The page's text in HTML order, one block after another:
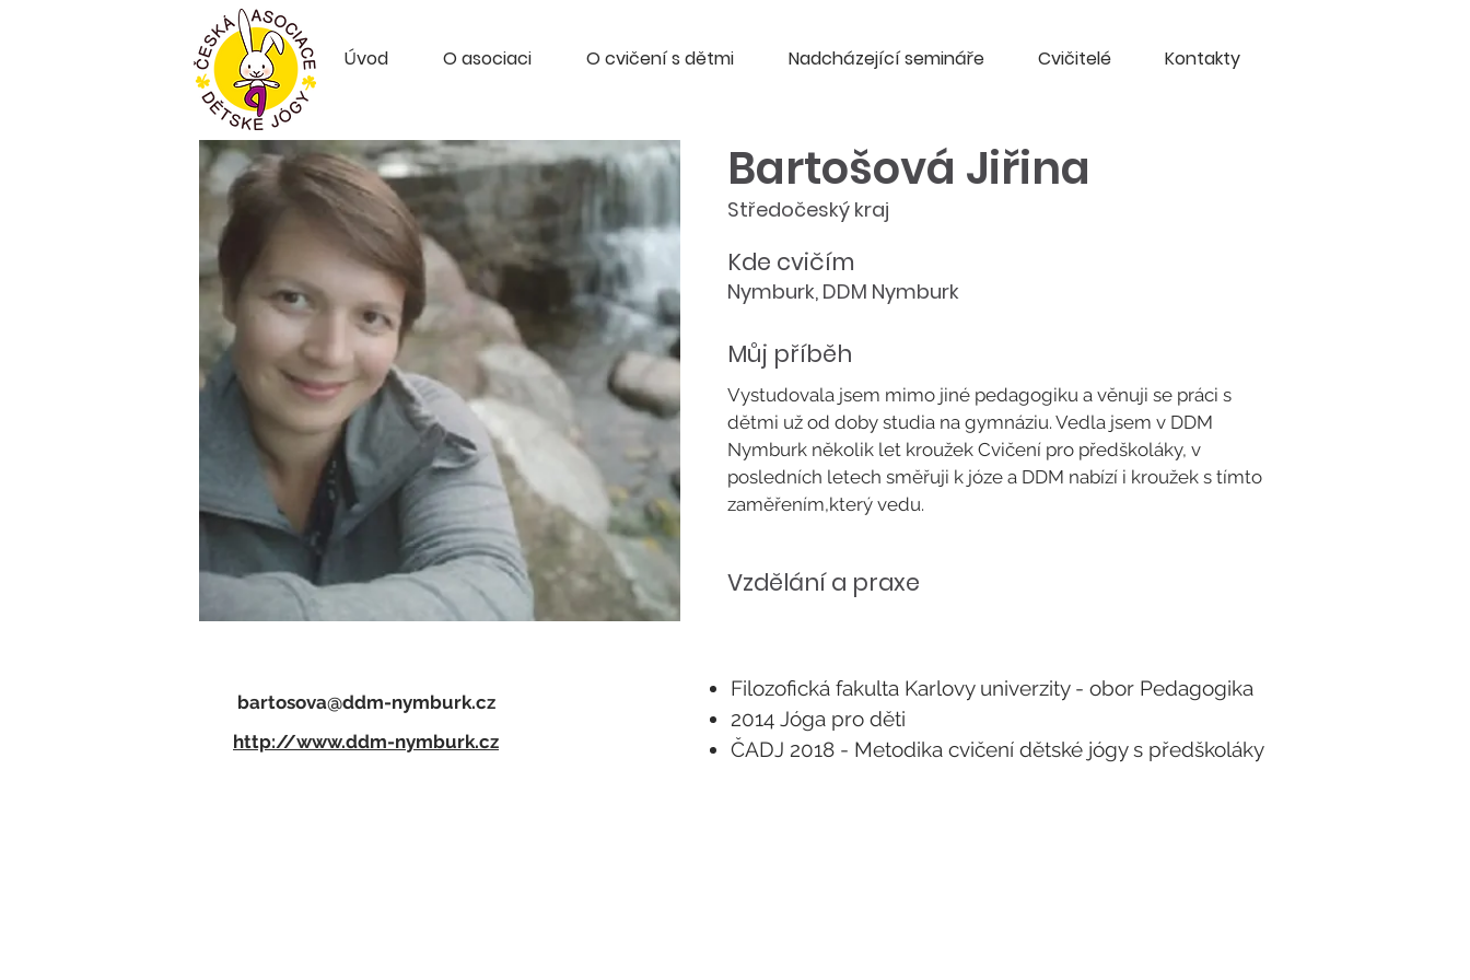
Úvod O asociaci O cvičení s dětmi Nadcházející semináře Cvičitelé Kontakty
bartosova@ddm-nymburk.cz
http://www.ddm-nymburk.cz
Bartošová Jiřina
Středočeský kraj
Kde cvičím
Nymburk, DDM Nymburk
Můj příběh
Vystudovala jsem mimo jiné pedagogiku a věnuji se práci s
dětmi už od doby studia na gymnáziu. Vedla jsem v DDM
Nymburk několik let kroužek Cvičení pro předškoláky, v
posledních letech směřuji k józe a DDM nabízí i kroužek s tímto
zaměřením,který vedu.
Vzdělání a praxe
Filozofická fakulta Karlovy univerzity - obor Pedagogika
2014 Jóga pro děti
ČADJ 2018 - Metodika cvičení dětské jógy s předškoláky